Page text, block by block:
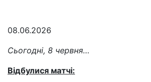
08.06.2026
Сьогодні, 8 червня…
Відбулися матчі: